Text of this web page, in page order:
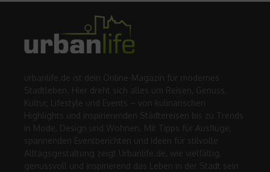
urbanlife.de ist dein Online-Magazin für modernes
Stadtleben. Hier dreht sich alles um Reisen, Genuss,
Kultur, Lifestyle und Events – von kulinarischen
Highlights und inspirierenden Städtereisen bis zu Trends
in Mode, Design und Wohnen. Mit Tipps für Ausflüge,
spannenden Eventberichten und Ideen für stilvolle
Alltagsgestaltung zeigt Urbanlife.de, wie vielfältig,
genussvoll und inspirierend das Leben in der Stadt sein